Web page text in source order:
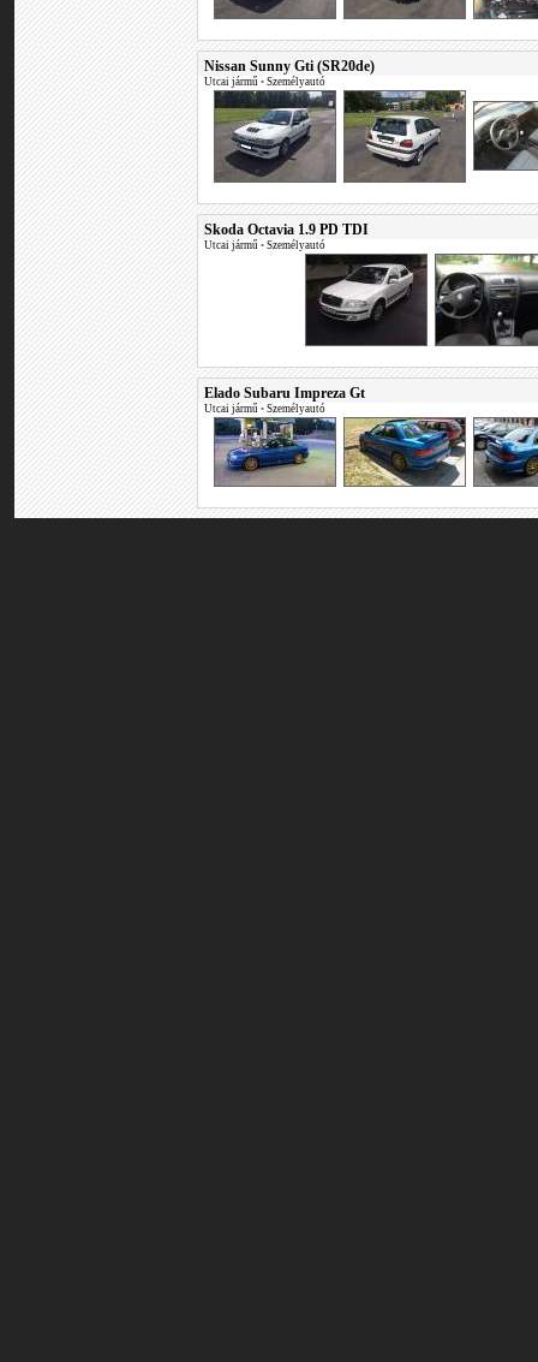
Nissan Sunny Gti (SR20de)
Utcai jármű • Személyautó
Skoda Octavia 1.9 PD TDI
Utcai jármű • Személyautó
Elado Subaru Impreza Gt
Utcai jármű • Személyautó